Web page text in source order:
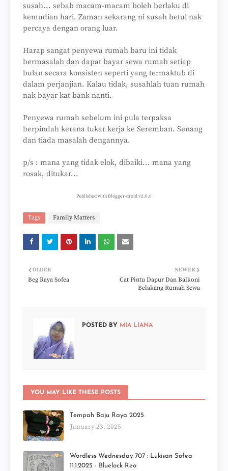
susah... sebab macam-macam boleh berlaku di
kemudian hari. Zaman sekarang ni susah betul nak
percaya dengan orang luar.
Harap sangat penyewa rumah baru ini tidak
bermasalah dan dapat bayar sewa rumah setiap
bulan secara konsisten seperti yang termaktub di
dalam perjanjian. Kalau tidak, susahlah tuan rumah
nak bayar kat bank nanti.
Penyewa rumah sebelum ini pula terpaksa
berpindah kerana tukar kerja ke Seremban. Senang
dan tiada masalah dengannya.
p/s : mana yang tidak elok, dibaiki... mana yang
rosak, ditukar...
Published with Blogger-droid v2.0.6
Tags Family Matters
NEWER
Cat Pintu Dapur Dan Balkoni
Belakang Rumah Sewa
OLDER
Beg Raya Sofea
POSTED BY MIA LIANA
YOU MAY LIKE THESE POSTS
Tempah Baju Raya 2025
January 23, 2025
Wordless Wednesday 707 : Lukisan Sofea
11.1.2025 - Bluelock Reo